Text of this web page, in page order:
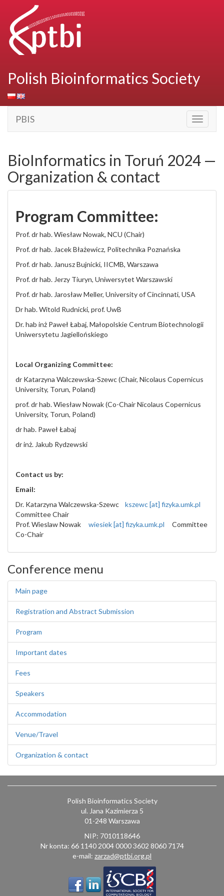
Polish Bioinformatics Society
Toggle
PBIS
BioInformatics in Toruń 2024 —
Organization & contact
Program Committee:
Prof. dr hab. Wiesław Nowak, NCU (Chair)
Prof. dr hab. Jacek Błażewicz, Politechnika Poznańska
Prof. dr hab. Janusz Bujnicki, IICMB, Warszawa
Prof. dr hab. Jerzy Tiuryn, Uniwersytet Warszawski
Prof. dr hab. Jarosław Meller, University of Cincinnati, USA
Dr hab. Witold Rudnicki, prof. UwB
Dr. hab inż Paweł Łabaj, Małopolskie Centrum Biotechnologii
Uniwersytetu Jagiellońskiego
Local Organizing Committee:
dr Katarzyna Walczewska-Szewc (Chair, Nicolaus Copernicus
University, Torun, Poland)
prof. dr hab. Wiesław Nowak (Co-Chair Nicolaus Copernicus
University, Torun, Poland)
dr hab. Paweł Łabaj
dr inż. Jakub Rydzewski
Contact us by:
Email:
Dr. Katarzyna Walczewska-Szewc kszewc [at] fizyka.umk.pl
Committee Chair
Prof. Wieslaw Nowak wiesiek [at] fizyka.umk.pl Committee
Co-Chair
Conference menu
Main page
Registration and Abstract Submission
Program
Important dates
Fees
Speakers
Accommodation
Venue/Travel
Organization & contact
Polish Bioinformatics Society
ul. Jana Kazimierza 5
01-248 Warszawa
NIP: 7010118646
Nr konta: 66 1140 2004 0000 3602 8060 7174
e-mail: zarzad@ptbi.org.pl